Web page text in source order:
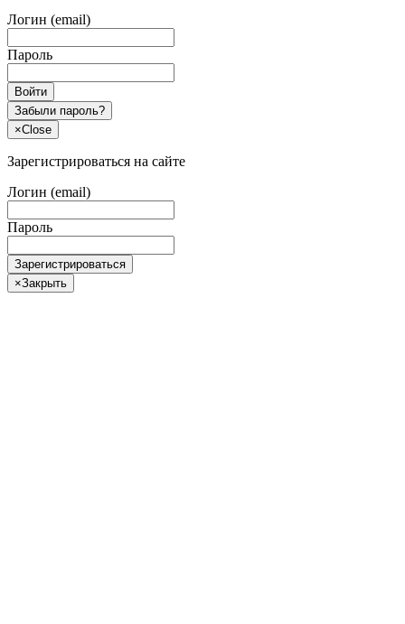
Логин (email)
Пароль
Войти
Забыли пароль?
×Close
Зарегистрироваться на сайте
Логин (email)
Пароль
Зарегистрироваться
×Закрыть